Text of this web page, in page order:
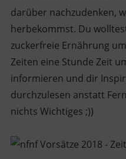
darüber nachzudenken,
herbekommst. Du
zuckerfreie Ernährung
Zeiten eine Stunde Zeit
informieren und dir
durchzulesen anstatt
nichts Wichtiges ;))